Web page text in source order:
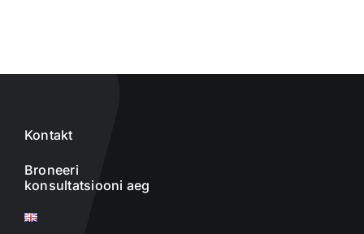
Kontakt
Broneeri
konsultatsiooni aeg